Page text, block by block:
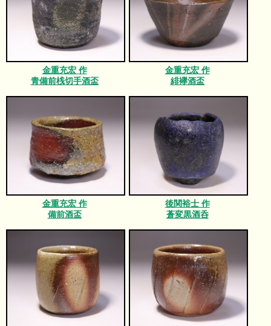
金重充宏 作
青備前桟切手酒盃
金重充宏 作
緋襷酒盃
金重充宏 作
備前酒盃
後関裕士 作
蒼変黒酒呑